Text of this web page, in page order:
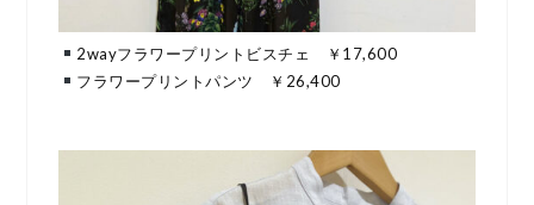
2wayフラワープリントビスチェ ￥17,600
フラワープリントパンツ ￥26,400